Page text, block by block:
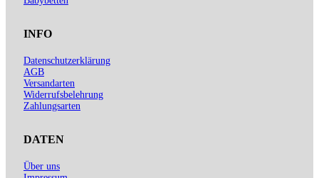
INFO
Datenschutzerklärung
AGB
Versandarten
Widerrufsbelehrung
Zahlungsarten
DATEN
Über uns